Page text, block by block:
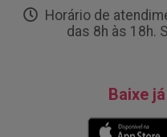
Horário de
das 8h às 18h.
Baixe